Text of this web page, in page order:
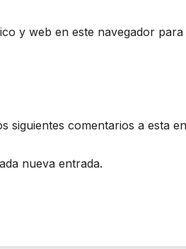
y web en este navegador
siguientes comentarios a esta
nueva entrada.